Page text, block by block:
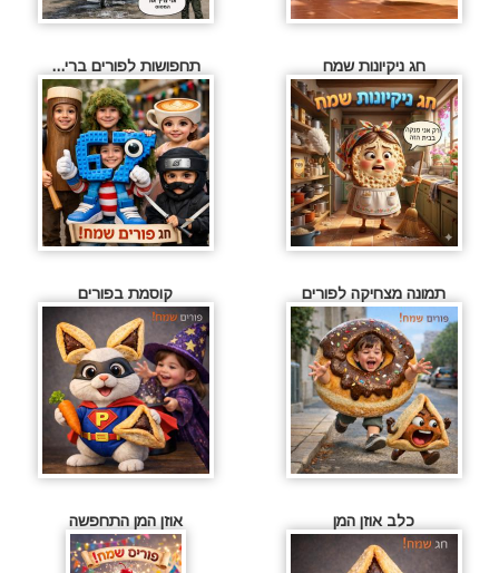
חג ניקיונות שמח תחפושות לפורים ברי...
תמונה מצחיקה לפורים קוסמת בפורים
כלב אוזן המן אוזן המן התחפשה